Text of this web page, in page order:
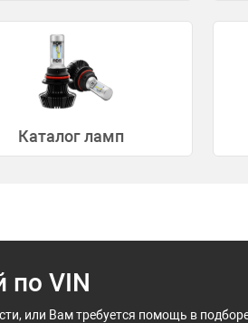
Каталог ламп
по VIN
или Вам требуется помощь в